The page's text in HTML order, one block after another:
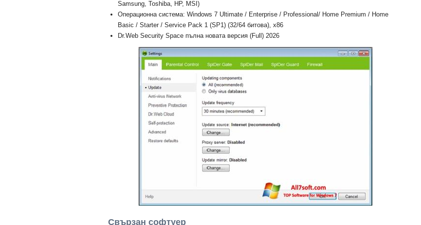
Samsung, Toshiba, HP, MSI)
Операционна система: Windows 7 Ultimate / Enterprise / Professional/ Home Premium / Home
Basic / Starter / Service Pack 1 (SP1) (32/64 битова), x86
Dr.Web Security Space пълна новата версия (Full) 2026
Свързан софтуер